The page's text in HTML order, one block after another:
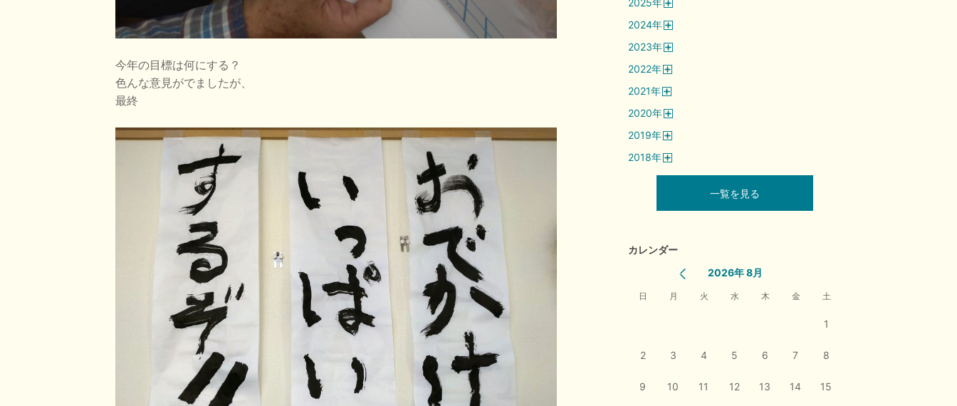
今年の目標は何にする？
色んな意見がでましたが、
最終
2025年
2024年
2023年
2022年
2021年
2020年
2019年
2018年
一覧を見る
カレンダー
2026年 8月
日 月 火 水 木 金 土
1
2 3 4 5 6 7 8
9 10 11 12 13 14 15